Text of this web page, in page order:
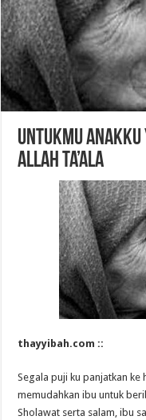
Untukmu anakku
Allah ta’ala
thayyibah.com ::
Segala puji ku panjatkan ke
memudahkan ibu untuk
Sholawat serta salam, ibu